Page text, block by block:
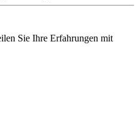
Sie Ihre Erfahrungen mit